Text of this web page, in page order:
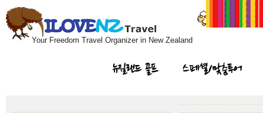
Your Freedom Travel Organizer in New Zealand
뉴질랜드 골프 스페셜/맞춤투어